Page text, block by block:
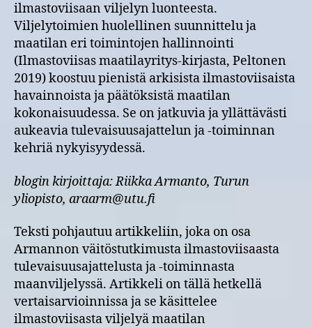
ilmastoviisaan viljelyn luonteesta.
Viljelytoimien huolellinen suunnittelu ja
maatilan eri toimintojen hallinnointi
(Ilmastoviisas maatilayritys-kirjasta, Peltonen
2019) koostuu pienistä arkisista ilmastoviisaista
havainnoista ja päätöksistä maatilan
kokonaisuudessa. Se on jatkuvia ja yllättävästi
aukeavia tulevaisuusajattelun ja -toiminnan
kehriä nykyisyydessä.
blogin kirjoittaja: Riikka Armanto, Turun
yliopisto, araarm@utu.fi
Teksti pohjautuu artikkeliin, joka on osa
Armannon väitöstutkimusta ilmastoviisaasta
tulevaisuusajattelusta ja -toiminnasta
maanviljelyssä. Artikkeli on tällä hetkellä
vertaisarvioinnissa ja se käsittelee
ilmastoviisasta viljelyä maatilan